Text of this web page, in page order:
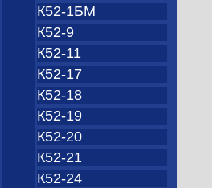
К52-1БМ
К52-9
К52-11
К52-17
К52-18
К52-19
К52-20
К52-21
К52-24